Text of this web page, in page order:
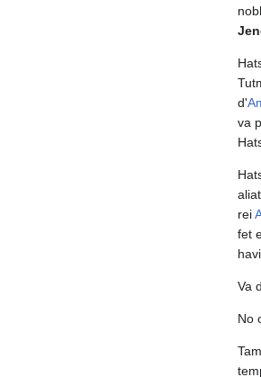
d'
va
rei
fet
Va
No